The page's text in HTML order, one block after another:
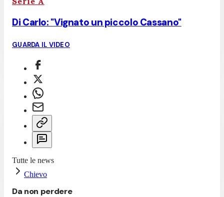
Di Carlo: "Vignato un piccolo Cassano"
GUARDA IL VIDEO
Tutte le news
Chievo
Da non perdere